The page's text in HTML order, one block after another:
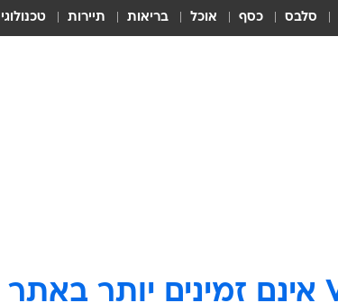
סלבס כסף אוכל בריאות תיירות